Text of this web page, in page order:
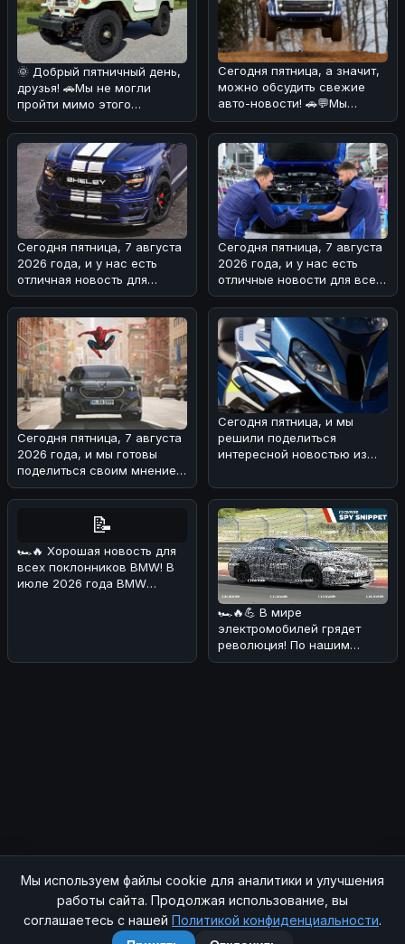
🌞 Добрый пятничный день,
друзья! 🚗Мы не могли
пройти мимо этого
интересного экземпляра
Toyota Land
Сегодня пятница, а значит,
можно обсудить свежие
авто-новости! 🚗💬Мы
разобрались в ситуации с
Ford
Сегодня пятница, 7 августа
2026 года, и у нас есть
отличная новость для
любителей мощных
автомобилей
Сегодня пятница, 7 августа
2026 года, и у нас есть
отличные новости для всех
поклонников BMW! 🏎На з
Сегодня пятница, 7 августа
2026 года, и мы готовы
поделиться своим мнением
о свежей BMW-новости! 🏎
Н
Сегодня пятница, и мы
решили поделиться
интересной новостью из
туристическом
📝
🏎🔥 Хорошая новость для
всех поклонников BMW! В
июле 2026 года BMW
🏎🔥💪 В мире
электромобилей грядет
революция! По нашим
данным, BMW i3 M получит
© 2026 SOCHIAUTOPARTS. Все права защищены.
Контакты Sitemap
Мы используем файлы cookie для аналитики и улучшения
работы сайта. Продолжая использование, вы
соглашаетесь с нашей Политикой конфиденциальности.